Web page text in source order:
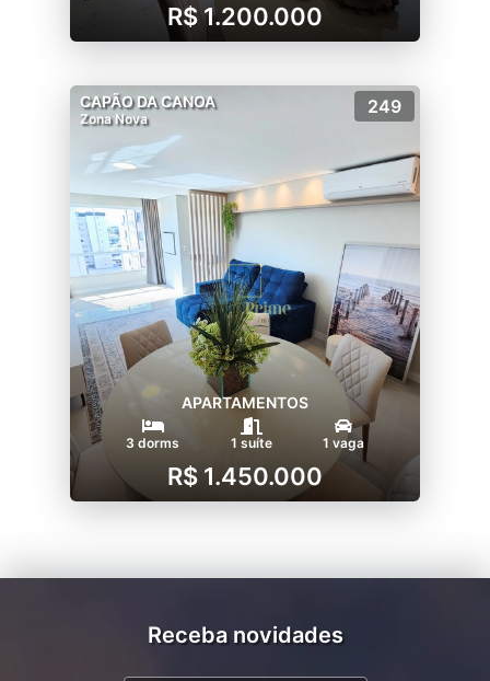
R$ 1.200.000
CAPÃO DA CANOA
Zona Nova
249
APARTAMENTOS
3 dorms 1 suíte 1 vaga
R$ 1.450.000
Receba novidades